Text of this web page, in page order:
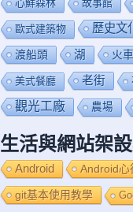
心鮮森林 故事館
歐式建築物 歷史文
渡船頭 湖 火
美式餐廳 老街
觀光工廠 農場
生活與網站架
Android Android心
git基本使用教學